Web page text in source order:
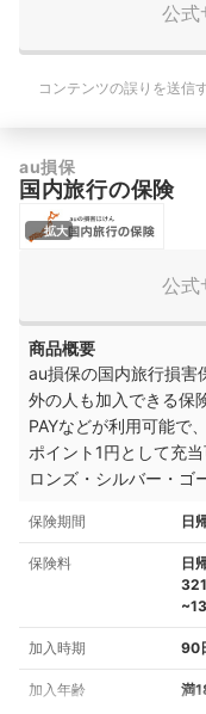
公式
コンテンツの誤りを送信
au損保
国内旅行の保険
拡大
公式
商品概要
au損保の国内旅行損害
外の人も加入できる保
PAYなどが利用可能で
ポイント1円として充
ロンズ・シルバー・ゴ
保険期間 日
保険料
日
加入時期 90
加入年齢 満